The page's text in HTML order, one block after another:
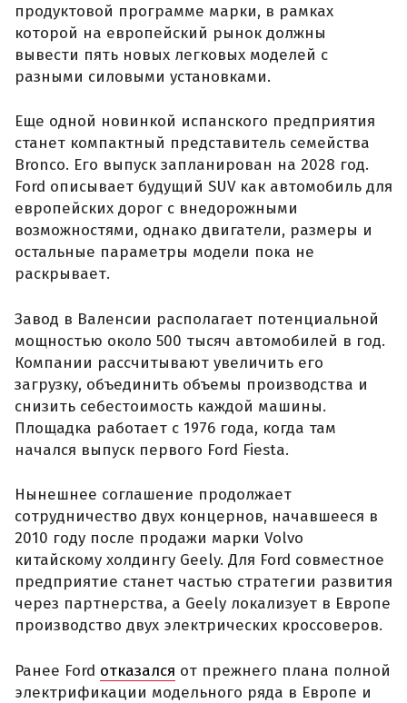
продуктовой программе марки, в рамках
которой на европейский рынок должны
вывести пять новых легковых моделей с
разными силовыми установками.
Еще одной новинкой испанского предприятия
станет компактный представитель семейства
Bronco. Его выпуск запланирован на 2028 год.
Ford описывает будущий SUV как автомобиль для
европейских дорог с внедорожными
возможностями, однако двигатели, размеры и
остальные параметры модели пока не
раскрывает.
Завод в Валенсии располагает потенциальной
мощностью около 500 тысяч автомобилей в год.
Компании рассчитывают увеличить его
загрузку, объединить объемы производства и
снизить себестоимость каждой машины.
Площадка работает с 1976 года, когда там
начался выпуск первого Ford Fiesta.
Нынешнее соглашение продолжает
сотрудничество двух концернов, начавшееся в
2010 году после продажи марки Volvo
китайскому холдингу Geely. Для Ford совместное
предприятие станет частью стратегии развития
через партнерства, а Geely локализует в Европе
производство двух электрических кроссоверов.
Ранее Ford отказался от прежнего плана полной
электрификации модельного ряда в Европе и